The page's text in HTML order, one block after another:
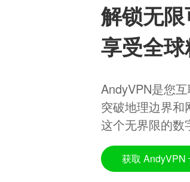
解锁无限
享受全球
AndyVPN是您
突破地理边界和
这个无界限的数
获取 AndyVPN